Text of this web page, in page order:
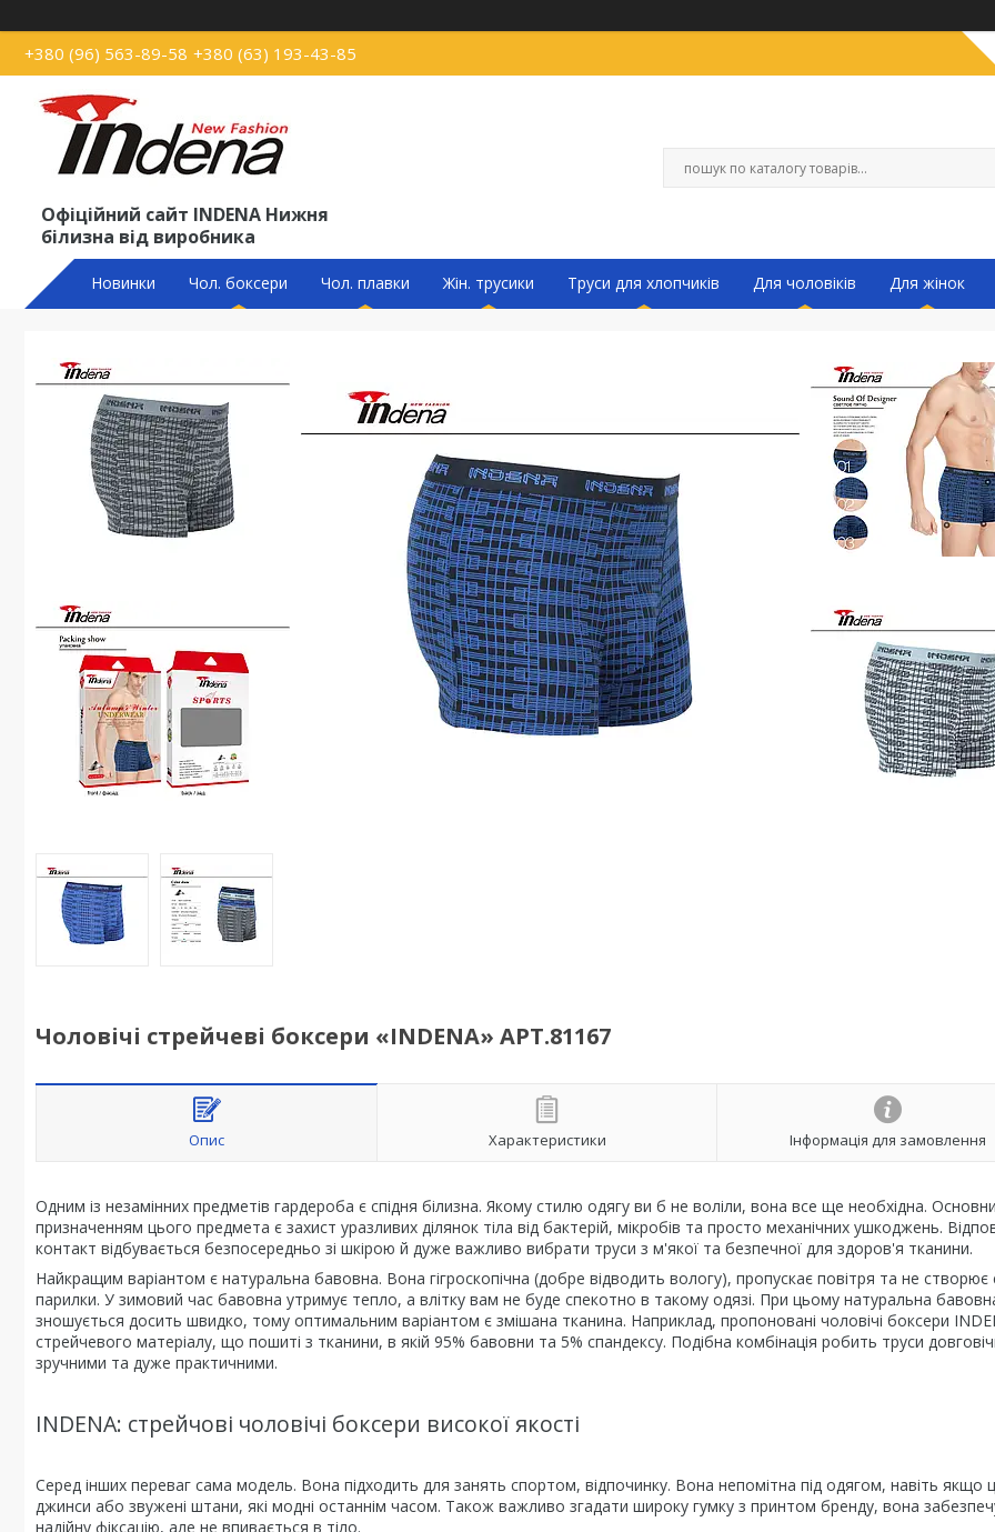
+380 (96) 563-89-58 +380 (63) 193-43-85
Офіційний сайт INDENA Нижня
білизна від виробника
Новинки Чол. боксери Чол. плавки Жін. трусики Труси для хлопчиків Для чоловіків Для жінок
Чоловічі стрейчеві боксери «INDENA» АРТ.81167
Опис Характеристики Інформація для замовлення
Одним із незамінних предметів гардероба є спідня білизна. Якому стилю одягу ви б не воліли, вона все ще необхідна.
призначенням цього предмета є захист уразливих ділянок тіла від бактерій, мікробів та просто механічних ушкоджень.
контакт відбувається безпосередньо зі шкірою й дуже важливо вибрати труси з м'якої та безпечної для здоров'я тканини.
Найкращим варіантом є натуральна бавовна. Вона гігроскопічна (добре відводить вологу), пропускає повітря та не створює
парилки. У зимовий час бавовна утримує тепло, а влітку вам не буде спекотно в такому одязі. При цьому натуральна
зношується досить швидко, тому оптимальним варіантом є змішана тканина. Наприклад, пропоновані чоловічі боксери
стрейчевого матеріалу, що пошиті з тканини, в якій 95% бавовни та 5% спандексу. Подібна комбінація робить труси
зручними та дуже практичними.
INDENA: стрейчові чоловічі боксери високої якості
Серед інших переваг сама модель. Вона підходить для занять спортом, відпочинку. Вона непомітна під одягом, навіть якщо
джинси або звужені штани, які модні останнім часом. Також важливо згадати широку гумку з принтом бренду, вона
надійну фіксацію, але не впивається в тіло.